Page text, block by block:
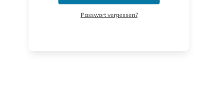
Passwort vergessen?